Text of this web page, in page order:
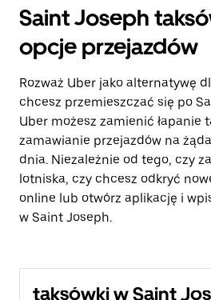
Saint Joseph
opcje przejazdów
Rozważ Uber jako alternatywę
chcesz przemieszczać się po
Uber możesz zamienić łapanie
zamawianie przejazdów na
dnia. Niezależnie od tego, czy
lotniska, czy chcesz odkryć
online lub otwórz aplikację i
w Saint Joseph.
taksówki w Saint